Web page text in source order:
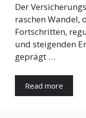
Der
raschen Wandel,
Fortschritten,
und steigenden
geprägt …
Read more